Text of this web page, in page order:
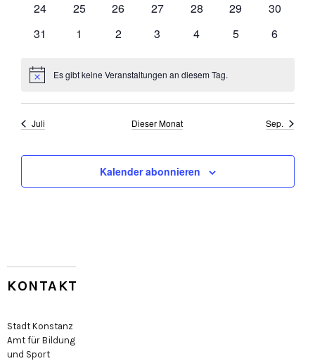
0
24
0
25
0
26
0
27
0
28
0
29
0
30
0
31
0
1
0
2
0
3
0
4
0
5
0
6
HinweisEs gibt keine Veranstaltungen an diesem Tag.
Juli Dieser Monat Sep.
Kalender abonnieren
KONTAKT
Stadt Konstanz
Amt für Bildung
und Sport